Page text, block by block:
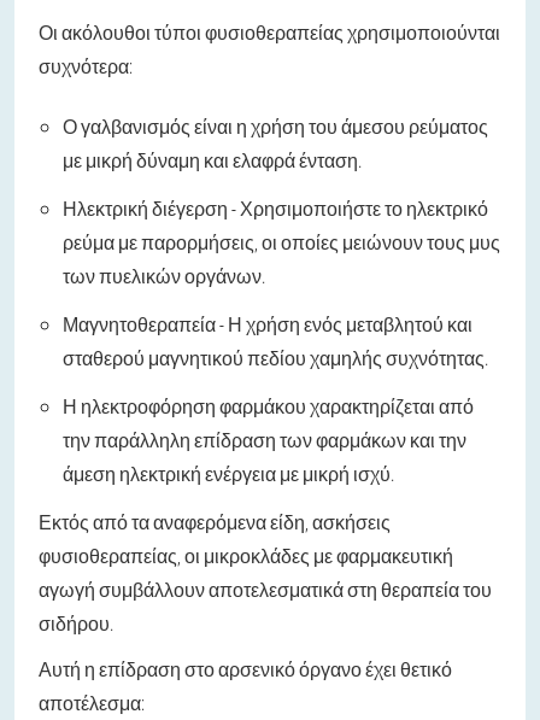
Οι ακόλουθοι τύποι φυσιοθεραπείας χρησιμοποιούνται
συχνότερα:
Ο γαλβανισμός είναι η χρήση του άμεσου ρεύματος
με μικρή δύναμη και ελαφρά ένταση.
Ηλεκτρική διέγερση - Χρησιμοποιήστε το ηλεκτρικό
ρεύμα με παρορμήσεις, οι οποίες μειώνουν τους μυς
των πυελικών οργάνων.
Μαγνητοθεραπεία - Η χρήση ενός μεταβλητού και
σταθερού μαγνητικού πεδίου χαμηλής συχνότητας.
Η ηλεκτροφόρηση φαρμάκου χαρακτηρίζεται από
την παράλληλη επίδραση των φαρμάκων και την
άμεση ηλεκτρική ενέργεια με μικρή ισχύ.
Εκτός από τα αναφερόμενα είδη, ασκήσεις
φυσιοθεραπείας, οι μικροκλάδες με φαρμακευτική
αγωγή συμβάλλουν αποτελεσματικά στη θεραπεία του
σιδήρου.
Αυτή η επίδραση στο αρσενικό όργανο έχει θετικό
αποτέλεσμα: